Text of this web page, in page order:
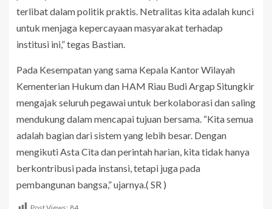
terlibat dalam politik praktis. Netralitas kita adalah kunci
untuk menjaga kepercayaan masyarakat terhadap
institusi ini,” tegas Bastian.
Pada Kesempatan yang sama Kepala Kantor Wilayah
Kementerian Hukum dan HAM Riau Budi Argap Situngkir
mengajak seluruh pegawai untuk berkolaborasi dan saling
mendukung dalam mencapai tujuan bersama. “Kita semua
adalah bagian dari sistem yang lebih besar. Dengan
mengikuti Asta Cita dan perintah harian, kita tidak hanya
berkontribusi pada instansi, tetapi juga pada
pembangunan bangsa,” ujarnya.( SR )